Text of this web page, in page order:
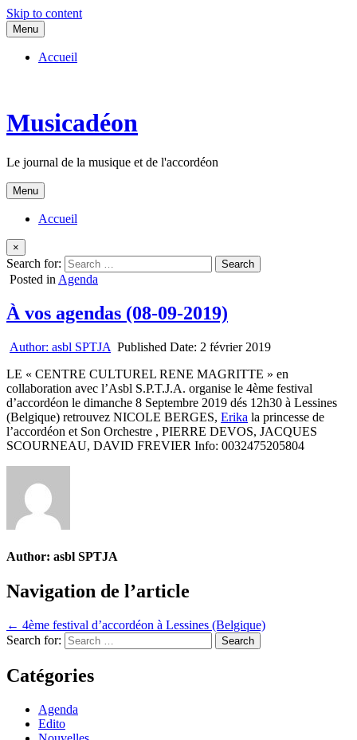
Skip to content
Menu
Accueil
Musicadéon
Le journal de la musique et de l'accordéon
Menu
Accueil
×
Search for:
Posted in Agenda
À vos agendas (08-09-2019)
Author: asbl SPTJA Published Date: 2 février 2019
LE « CENTRE CULTUREL RENE MAGRITTE » en
collaboration avec l’Asbl S.P.T.J.A. organise le 4ème festival
d’accordéon le dimanche 8 Septembre 2019 dés 12h30 à Lessines
(Belgique) retrouvez NICOLE BERGES, Erika la princesse de
l’accordéon et Son Orchestre , PIERRE DEVOS, JACQUES
SCOURNEAU, DAVID FREVIER Info: 0032475205804
Author: asbl SPTJA
Navigation de l’article
← 4ème festival d’accordéon à Lessines (Belgique)
Search for:
Catégories
Agenda
Edito